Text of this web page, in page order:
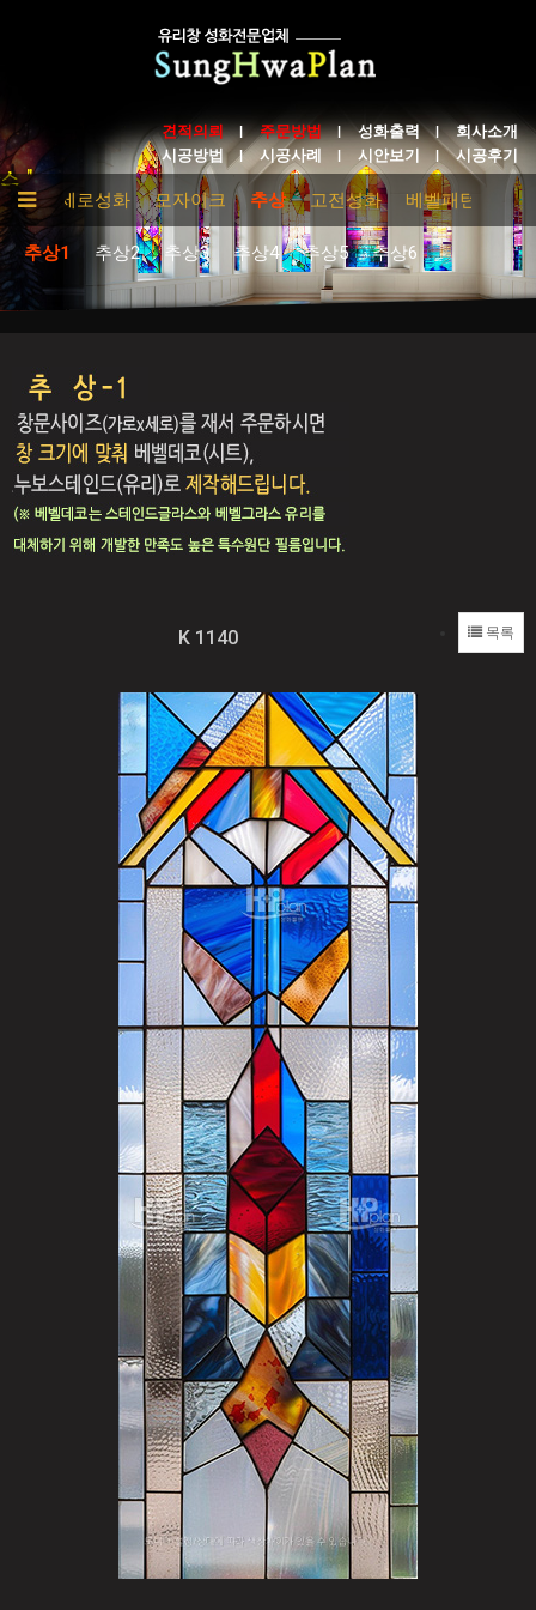
견적의뢰 주문방법 성화출력
회사소개
시공방법
시공사례 시안보기 시공후기
화 세로성화 모자이크 추상 고전성화 베벨패턴 테
추상1 추상2 추상3 추상4 추상5 추상6
목록
K 1140